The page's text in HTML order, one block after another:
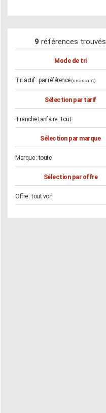
9 références trouvés
Mode de tri
Tri actif : par référence (croissant)
Sélection par tarif
Tranche tarifaire :tout
Sélection par marque
Marque :toute
Sélection par offre
Offre :tout voir